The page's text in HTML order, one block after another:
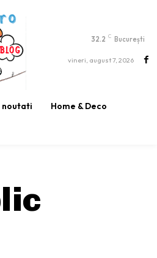
32.2 C București
vineri, august 7, 2026
noutati Home & Deco